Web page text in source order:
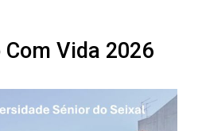
Vida 2026